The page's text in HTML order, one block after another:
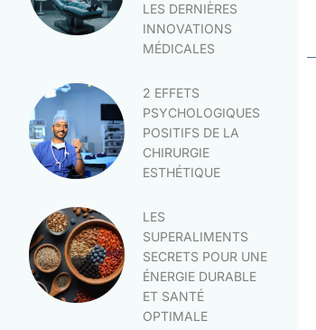
LES DERNIÈRES
INNOVATIONS
MÉDICALES
2 EFFETS
PSYCHOLOGIQUES
POSITIFS DE LA
CHIRURGIE
ESTHÉTIQUE
LES
SUPERALIMENTS
SECRETS POUR UNE
ÉNERGIE DURABLE
ET SANTÉ
OPTIMALE